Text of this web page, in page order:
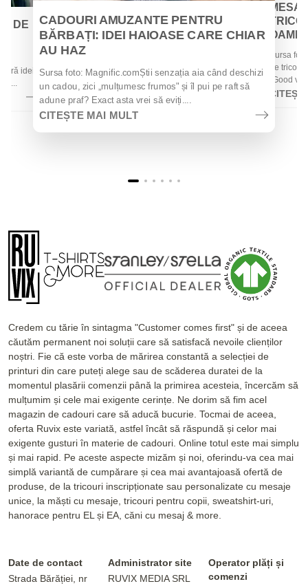
DE
idei
la...
CADOURI AMUZANTE PENTRU
BĂRBAȚI: IDEI HAIOASE CARE CHIAR
AU HAZ
Sursa foto: Magnific.comȘtii senzația aia când deschizi
un cadou, zici „mulțumesc frumos" și îl pui pe raft să
adune praf? Exact asta vrei să eviți....
CITEȘTE MAI MULT
Sursa
de
„Good
Credem cu tărie în sintagma "Customer comes first" și de aceea
căutăm permanent noi soluții care să satisfacă nevoile clienților
noștri. Fie că este vorba de mărirea constantă a selecției de
printuri din care puteți alege sau de scăderea duratei de la
momentul plasării comenzii până la primirea acesteia, încercăm să
mulțumim și cele mai exigente cerințe. Ne dorim să fim acel
magazin de cadouri care să aducă bucurie. Tocmai de aceea,
oferta Ruvix este variată, astfel încât să răspundă și celor mai
exigente gusturi în materie de cadouri. Online totul este mai simplu
și mai rapid. Pe aceste aspecte mizăm și noi, oferindu-va cea mai
simplă variantă de cumpărare și cea mai avantajoasă ofertă de
produse, de la tricouri inscripționate sau personalizate cu mesaje
unice, la măști cu mesaje, tricouri pentru copii, sweatshirt-uri,
hanorace pentru EL și EA, căni cu mesaj & more.
Date de contact
Strada Bărăției, nr
Administrator site
RUVIX MEDIA SRL
Operator plăți și
comenzi